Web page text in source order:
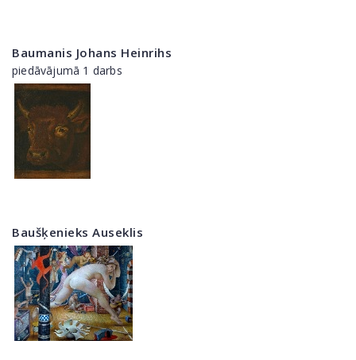
Baumanis Johans Heinrihs
piedāvājumā 1 darbs
Baušķenieks Auseklis